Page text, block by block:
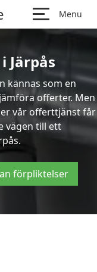
Menu
Järpås
kännas som en
offerter. Men
vår offerttjänst får
vägen till ett
förpliktelser